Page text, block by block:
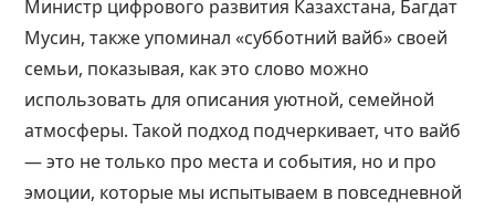
Министр цифрового развития Казахстана, Багдат
Мусин, также упоминал «субботний вайб» своей
семьи, показывая, как это слово можно
использовать для описания уютной, семейной
атмосферы. Такой подход подчеркивает, что вайб
— это не только про места и события, но и про
эмоции, которые мы испытываем в повседневной